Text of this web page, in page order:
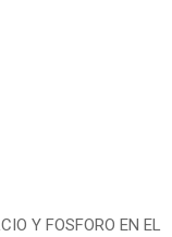
Y FOSFORO EN EL